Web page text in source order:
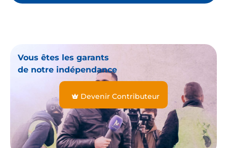
Vous êtes les garants
de notre indépendance
Devenir Contributeur